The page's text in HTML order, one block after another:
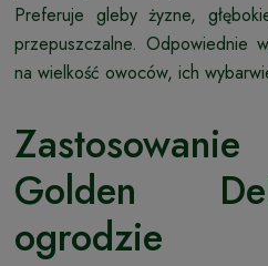
Preferuje gleby żyzne,
przepuszczalne. Odpowiednie
na wielkość owoców, ich
Golden
ogrodzie